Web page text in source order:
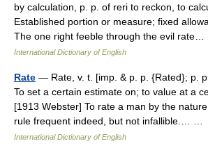
by calculation, p. p. of reri to reckon, to
Established portion or measure; fixed
The one right feeble through the evil
International Dictionary of English
Rate — Rate, v. t. [imp. & p. p. {Rated}; p.
To set a certain estimate on; to value at a
[1913 Webster] To rate a man by the
rule frequent indeed, but not infallible.… …
International Dictionary of English